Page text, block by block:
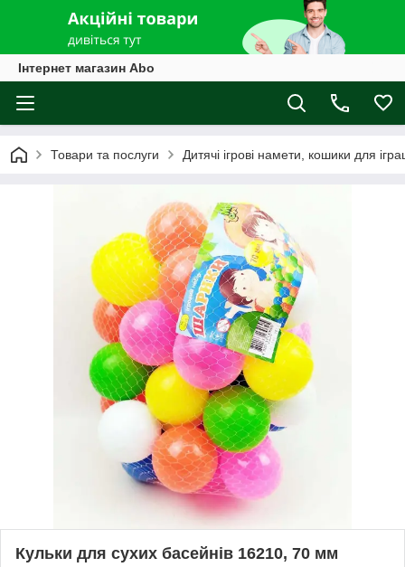
Інтернет магазин Abo
Товари та послуги Дитячі ігрові намети, кошики для
Кульки для сухих басейнів 16210, 70 мм